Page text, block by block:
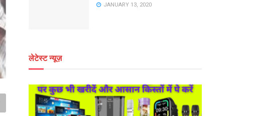
JANUARY 13, 2020
लेटेस्ट न्यूज़